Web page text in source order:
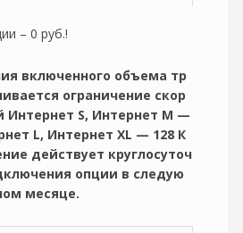
– 0 руб.!
включенного объема тр
ограничение скор
Интернет S, Интернет M —
L, Интернет XL — 128 К
действует круглосуточ
опции в следую
месяце.